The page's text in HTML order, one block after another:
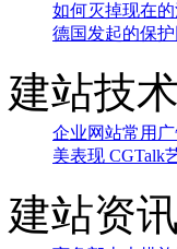
如何灭掉现在
德国发起的保
建站技术
企业网站常用
美表现 CGTalk
建站资讯